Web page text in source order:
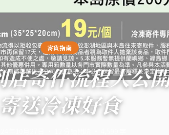
寄貨指南
店寄件流程大公
寄送冷凍好食